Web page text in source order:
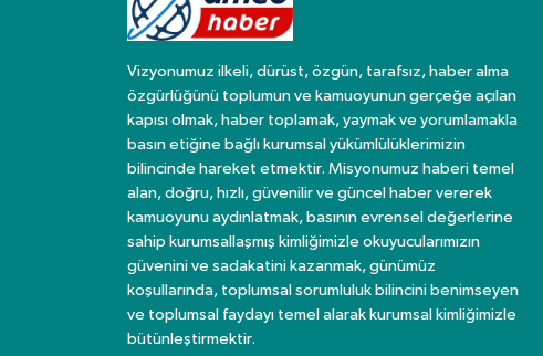
Vizyonumuz ilkeli, dürüst, özgün, tarafsız, haber alma
özgürlüğünü toplumun ve kamuoyunun gerçeğe açılan
kapısı olmak, haber toplamak, yaymak ve yorumlamakla
basın etiğine bağlı kurumsal yükümlülüklerimizin
bilincinde hareket etmektir. Misyonumuz haberi temel
alan, doğru, hızlı, güvenilir ve güncel haber vererek
kamuoyunu aydınlatmak, basının evrensel değerlerine
sahip kurumsallaşmış kimliğimizle okuyucularımızın
güvenini ve sadakatini kazanmak, günümüz
koşullarında, toplumsal sorumluluk bilincini benimseyen
ve toplumsal faydayı temel alarak kurumsal kimliğimizle
bütünleştirmektir.